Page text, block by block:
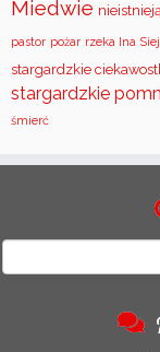
Miedwie
pastor pożar rzeka Ina
stargardzkie
stargardzkie
śmierć